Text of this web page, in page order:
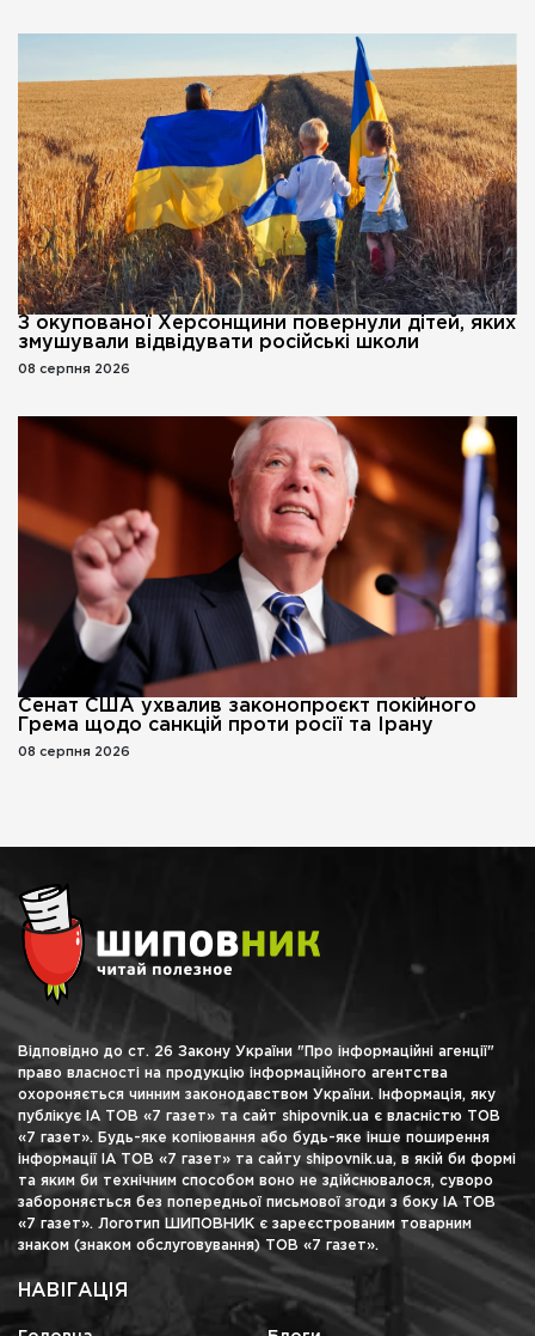
З окупованої Херсонщини повернули дітей, яких
змушували відвідувати російські школи
08 серпня 2026
Сенат США ухвалив законопроєкт покійного
Грема щодо санкцій проти росії та Ірану
08 серпня 2026
Відповідно до ст. 26 Закону України "Про інформаційні агенції"
право власності на продукцію інформаційного агентства
охороняється чинним законодавством України. Інформація, яку
публікує ІА ТОВ «7 газет» та сайт shipovnik.ua є власністю ТОВ
«7 газет». Будь-яке копіювання або будь-яке інше поширення
інформації ІА ТОВ «7 газет» та сайту shipovnik.ua, в якій би формі
та яким би технічним способом воно не здійснювалося, суворо
забороняється без попередньої письмової згоди з боку ІА ТОВ
«7 газет». Логотип ШИПОВНИК є зареєстрованим товарним
знаком (знаком обслуговування) ТОВ «7 газет».
НАВІГАЦІЯ